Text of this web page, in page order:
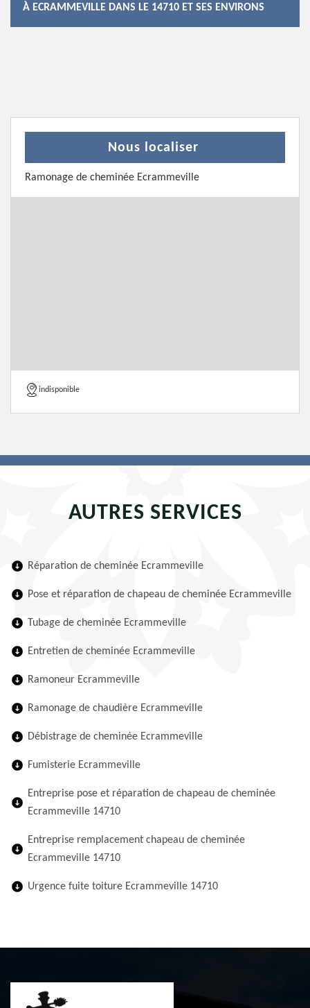
À ECRAMMEVILLE DANS LE 14710 ET SES ENVIRONS
Nous localiser
Ramonage de cheminée Ecrammeville
indisponible
AUTRES SERVICES
Réparation de cheminée Ecrammeville
Pose et réparation de chapeau de cheminée Ecrammeville
Tubage de cheminée Ecrammeville
Entretien de cheminée Ecrammeville
Ramoneur Ecrammeville
Ramonage de chaudière Ecrammeville
Débistrage de cheminée Ecrammeville
Fumisterie Ecrammeville
Entreprise pose et réparation de chapeau de cheminée
Ecrammeville 14710
Entreprise remplacement chapeau de cheminée
Ecrammeville 14710
Urgence fuite toiture Ecrammeville 14710